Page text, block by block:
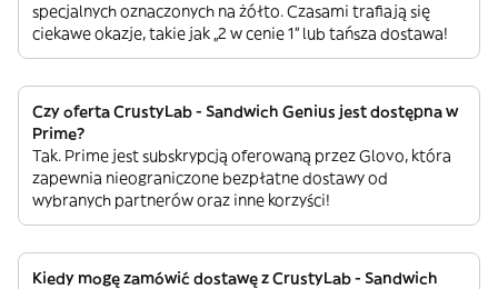
specjalnych oznaczonych na żółto. Czasami trafiają się
ciekawe okazje, takie jak „2 w cenie 1” lub tańsza dostawa!
Czy oferta CrustyLab - Sandwich Genius jest dostępna w
Prime?
Tak. Prime jest subskrypcją oferowaną przez Glovo, która
zapewnia nieograniczone bezpłatne dostawy od
wybranych partnerów oraz inne korzyści!
Kiedy mogę zamówić dostawę z CrustyLab - Sandwich